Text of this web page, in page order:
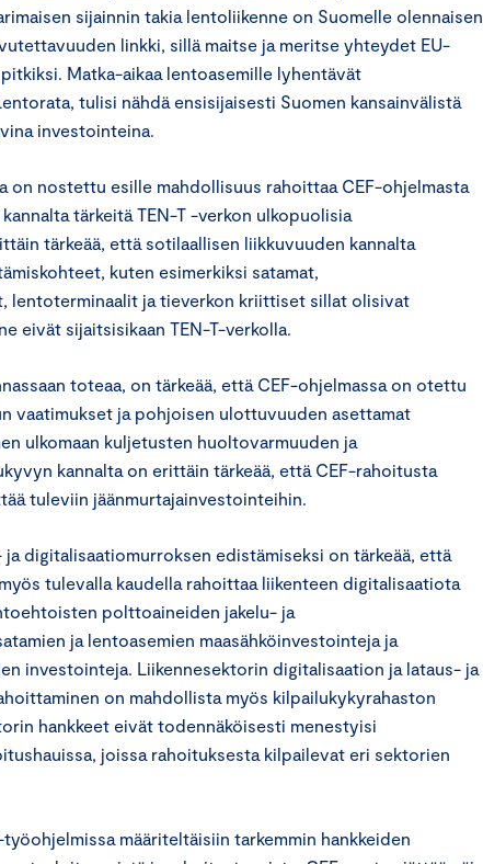
sijainnin takia lentoliikenne on Suomelle olennaisen
linkki, sillä maitse ja meritse yhteydet EU-
Matka-aikaa lentoasemille lyhentävät
tulisi nähdä ensisijaisesti Suomen kansainvälistä
investointeina.
on nostettu esille mahdollisuus rahoittaa CEF-ohjelmasta
tärkeitä TEN-T -verkon ulkopuolisia
tärkeää, että sotilaallisen liikkuvuuden kannalta
kuten esimerkiksi satamat,
lentoterminaalit ja tieverkon kriittiset sillat olisivat
eivät sijaitsisikaan TEN-T-verkolla.
toteaa, on tärkeää, että CEF-ohjelmassa on otettu
vaatimukset ja pohjoisen ulottuvuuden asettamat
ulkomaan kuljetusten huoltovarmuuden ja
kannalta on erittäin tärkeää, että CEF-rahoitusta
tuleviin jäänmurtajainvestointeihin.
digitalisaatiomurroksen edistämiseksi on tärkeää, että
tulevalla kaudella rahoittaa liikenteen digitalisaatiota
polttoaineiden jakelu- ja
ja lentoasemien maasähköinvestointeja ja
investointeja. Liikennesektorin digitalisaation ja lataus- ja
on mahdollista myös kilpailukykyrahaston
hankkeet eivät todennäköisesti menestyisi
joissa rahoituksesta kilpailevat eri sektorien
määriteltäisiin tarkemmin hankkeiden